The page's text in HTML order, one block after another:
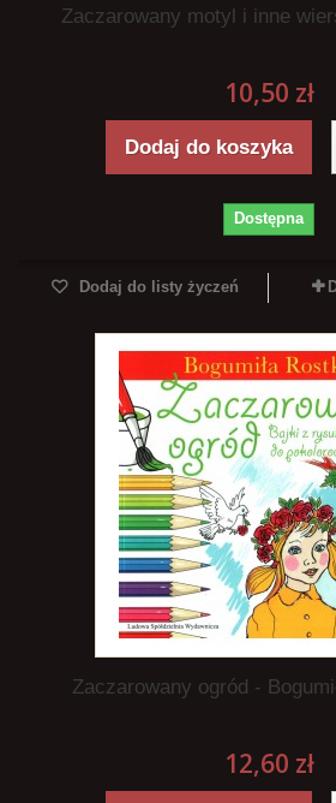
Zaczarowany motyl i inne
10,50 zł
Dodaj do koszyka
Dostępna
Dodaj do listy życzeń
Zaczarowany ogród -
12,60 zł